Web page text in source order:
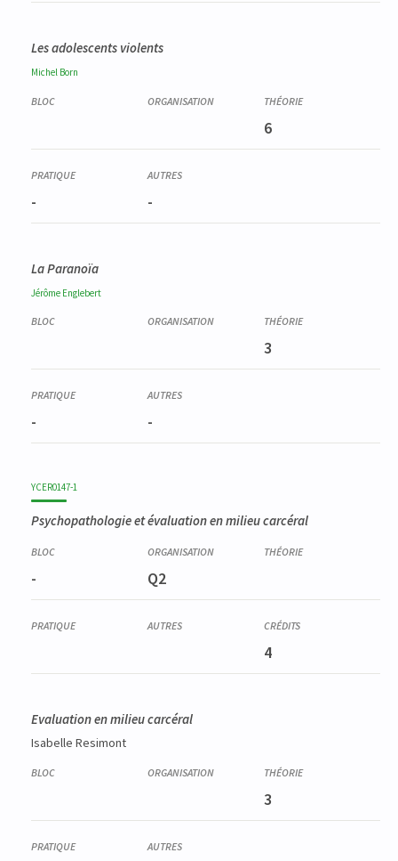
Les adolescents violents
Michel Born
6
- -
La Paranoïa
Jérôme Englebert
3
- -
YCER0147-1
Psychopathologie et évaluation en milieu carcéral
- Q2
4
Evaluation en milieu carcéral
Isabelle Resimont
3